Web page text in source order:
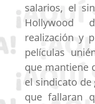
salarios, el
Hollywood
realización y
películas
que mantiene
el sindicato
que fallaran